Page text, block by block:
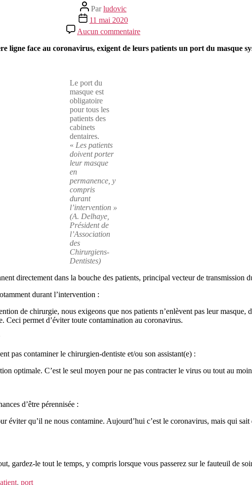
Auteur
de
l’article
Parludovic
Date
l’article
11 mai 2020
Aucun commentaire
Les
dentistes
exigent
face au coronavirus, exigent de leurs patients un port du masque
Le port du
masque est
obligatoire
pour tous les
patients des
cabinets
dentaires.
« Les patients
doivent porter
leur masque
en
permanence, y
compris
durant
l’intervention »
(A. Delhaye,
Président de
l’Association
des
Chirurgiens-
Dentistes)
directement dans la bouche des patients, principal vecteur de transmission
durant l’intervention :
de chirurgie, nous exigeons que nos patients n’enlèvent pas leur masque,
Ceci permet d’éviter toute contamination au coronavirus.
pas contaminer le chirurgien-dentiste et/ou son assistant(e) :
optimale. C’est le seul moyen pour ne pas contracter le virus ou tout au
d’être pérennisée :
éviter qu’il ne nous contamine. Aujourd’hui c’est le coronavirus, mais qui
gardez-le tout le temps, y compris lorsque vous passerez sur le fauteuil de
, port